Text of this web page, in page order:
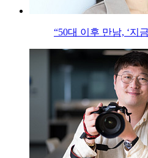
“50대 이후 만남, ‘지